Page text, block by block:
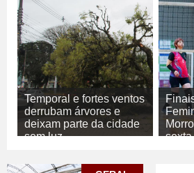
Temporal e fortes ventos
derrubam árvores e
deixam parte da cidade
sem luz
sexta